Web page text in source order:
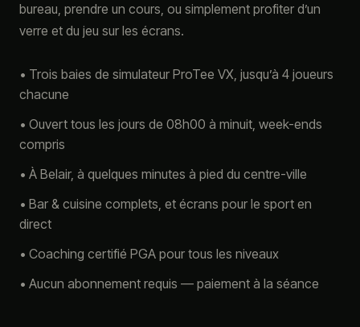
bureau, prendre un cours, ou simplement profiter d’un
verre et du jeu sur les écrans.
• Trois baies de simulateur ProTee VX, jusqu’à 4 joueurs
chacune
• Ouvert tous les jours de 08h00 à minuit, week-ends
compris
• À Belair, à quelques minutes à pied du centre-ville
• Bar & cuisine complets, et écrans pour le sport en
direct
• Coaching certifié PGA pour tous les niveaux
• Aucun abonnement requis — paiement à la séance